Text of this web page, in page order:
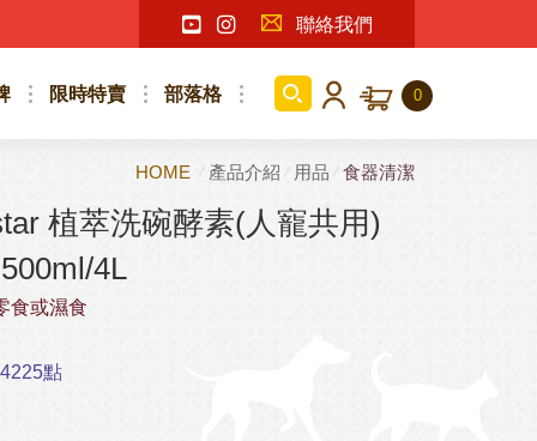
聯絡我們
限時特賣 部落格 0
HOME 產品介紹 用品 食器清潔
植萃洗碗酵素(人寵共用)
4L
食或濕食
點